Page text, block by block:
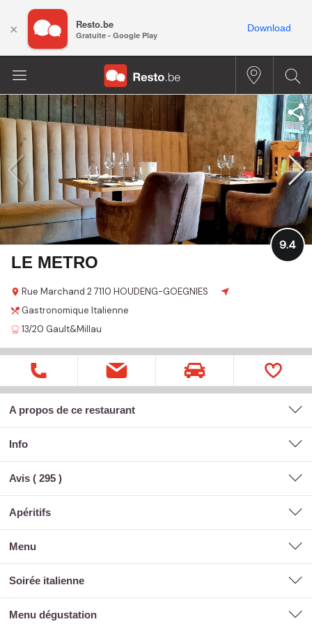
LE METRO
Rue Marchand 27110 HOUDENG-GOEGNIES
9.4
Gastronomique Italienne
13/20 Gault&Millau
A propos de ce restaurant
Info
Avis ( 295 )
apéritifs
menu
soirée italienne
menu dégustation
× Resto.be
Gratuite - Google Play
Download